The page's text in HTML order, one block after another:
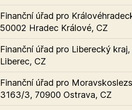
Finanční úřad pro
50002 Hradec Králové, CZ
Finanční úřad pro Liberecký
Liberec, CZ
Finanční úřad pro
3163/3, 70900 Ostrava, CZ